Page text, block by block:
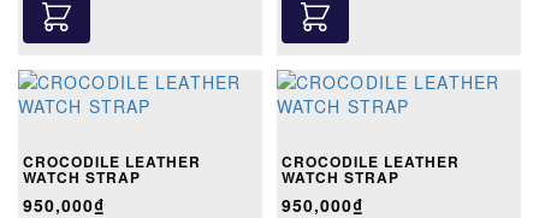
CROCODILE LEATHER
WATCH STRAP
950,000₫
CROCODILE LEATHER
WATCH STRAP
950,000₫